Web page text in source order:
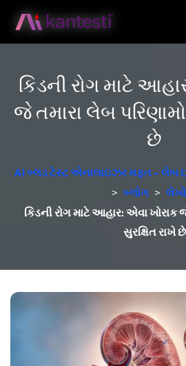
કિડની રોગ માટે
જે તમારા લેબ
છે
AI બ્લડ ટેસ્ટ એનાલાઇઝર મફત - લેબ
> બ્લોગ > લેખો
કિડની રોગ માટે આહાર: એવા ખોરાક
સુરક્ષિત રાખે છે